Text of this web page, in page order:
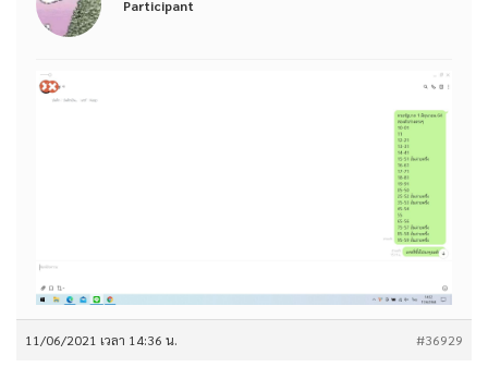
Participant
11/06/2021 เวลา 14:36 น. #36929